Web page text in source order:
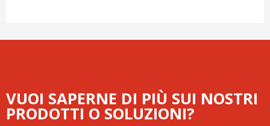
VUOI SAPERNE DI PIÙ SUI NOSTRI
PRODOTTI O SOLUZIONI?